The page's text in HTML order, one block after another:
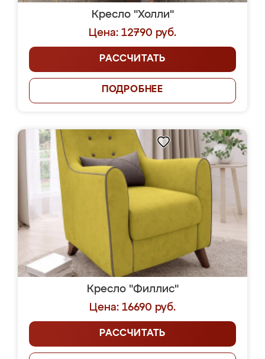
Кресло "Холли"
Цена: 12790 руб.
РАССЧИТАТЬ
ПОДРОБНЕЕ
Кресло "Филлис"
Цена: 16690 руб.
РАССЧИТАТЬ